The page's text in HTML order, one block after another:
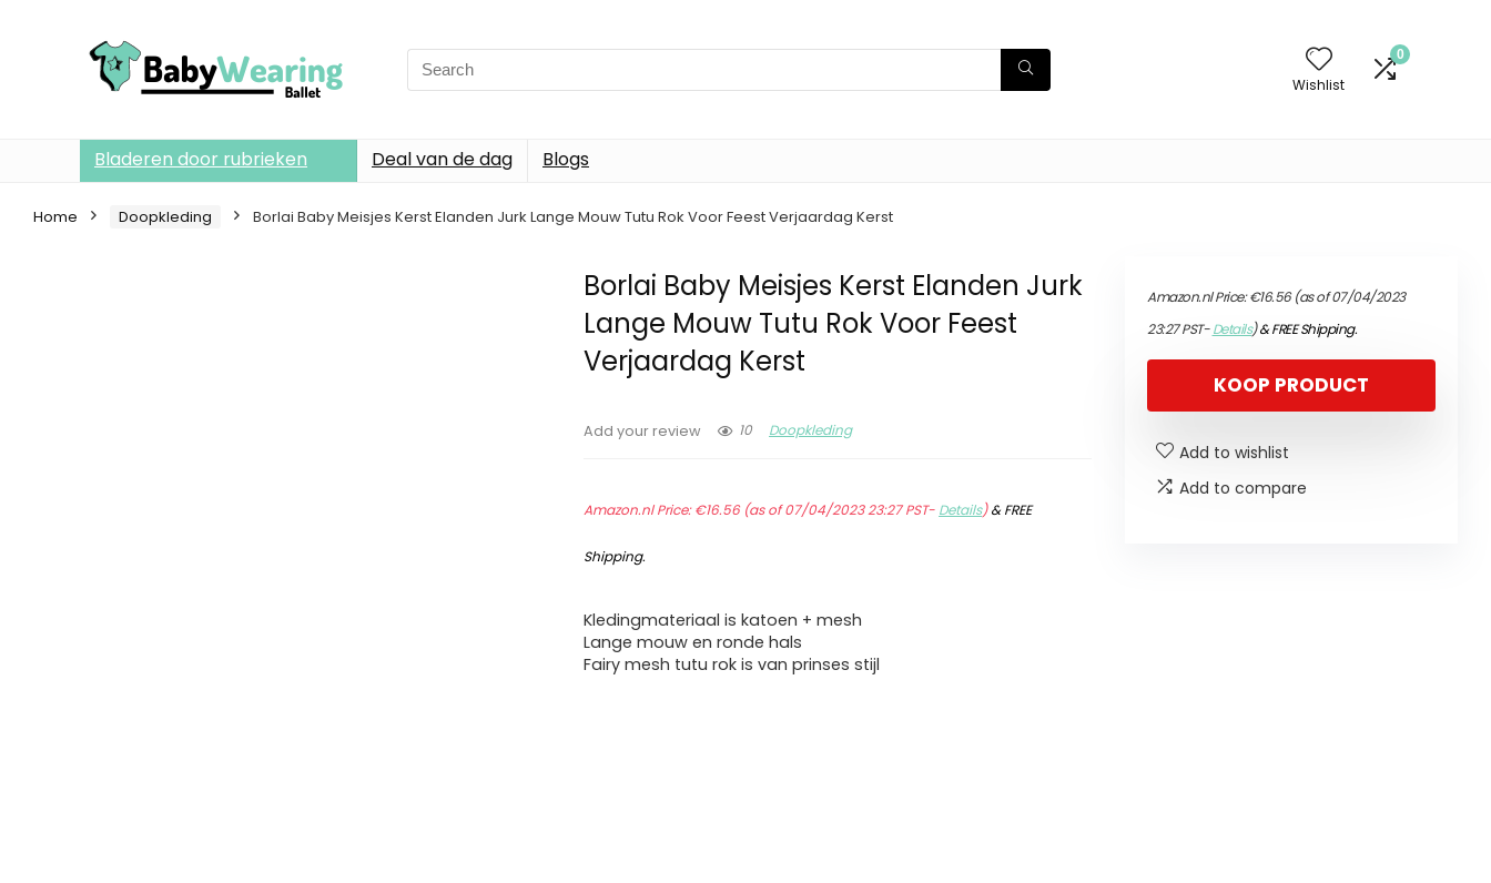
Search
for:
Wishlist
0
Bladeren door rubrieken Deal van de dag Blogs
Home Doopkleding Borlai Baby Meisjes Kerst Elanden Jurk Lange Mouw Tutu Rok Voor Feest Verjaardag Kerst
Borlai Baby Meisjes Kerst Elanden Jurk
Lange Mouw Tutu Rok Voor Feest
Verjaardag Kerst
Add your review 10 Doopkleding
Amazon.nl Price:€16.56(as of 07/04/2023 23:27 PST- Details)&FREE
Shipping.
Kledingmateriaal is katoen + mesh
Lange mouw en ronde hals
Fairy mesh tutu rok is van prinses stijl
Amazon.nl Price:€16.56(as of 07/04/2023
23:27 PST-Details)&FREE Shipping.
KOOP PRODUCT
Add to wishlist
Add to compare